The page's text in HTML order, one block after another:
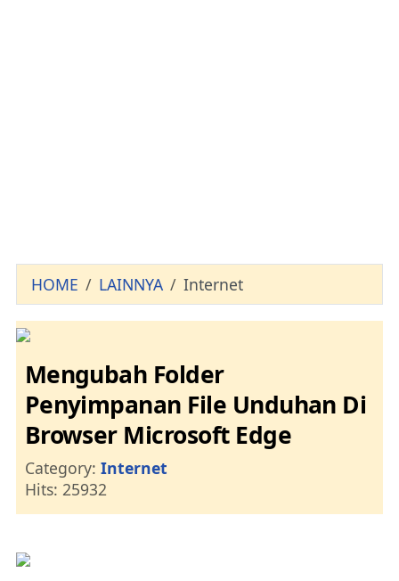
HOME LAINNYA Internet
Mengubah Folder
Penyimpanan File Unduhan Di
Browser Microsoft Edge
Details
Category: Internet
Hits: 25932